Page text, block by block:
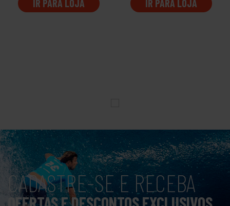
IR PARA LOJA IR PARA LOJA
CADASTRE-SE E RECEBA